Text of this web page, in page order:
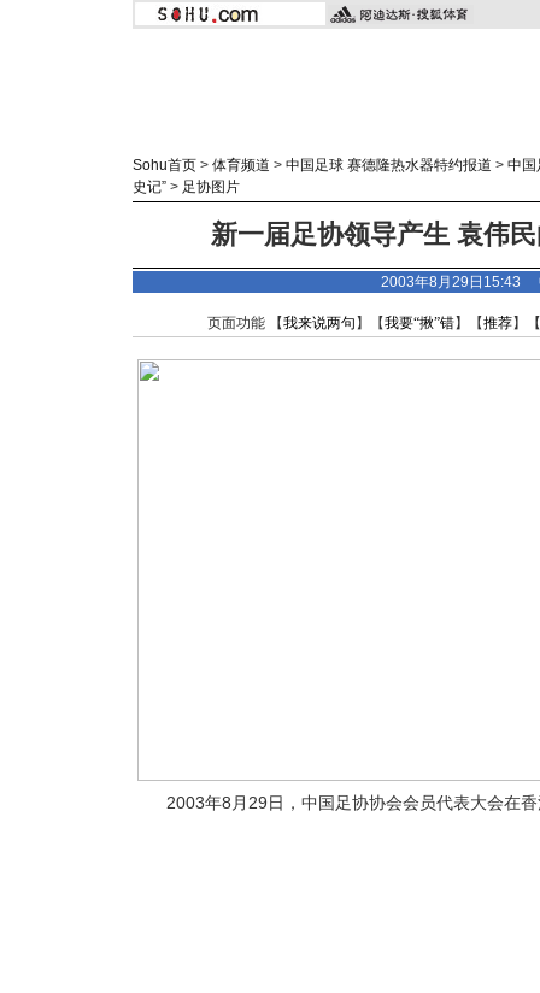
Sohu首页 > 体育频道 > 中国足球 赛德隆热水器特约报道 > 中国
史记” > 足协图片
新一届足协领导产生 袁伟
2003年8月29日15:43
页面功能 【我来说两句 】【我要“揪”错】【推荐】
2003年8月29日，中国足协协会会员代表大会在香